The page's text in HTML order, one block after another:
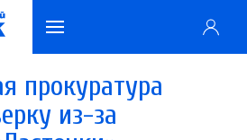
прокуратура
из-за